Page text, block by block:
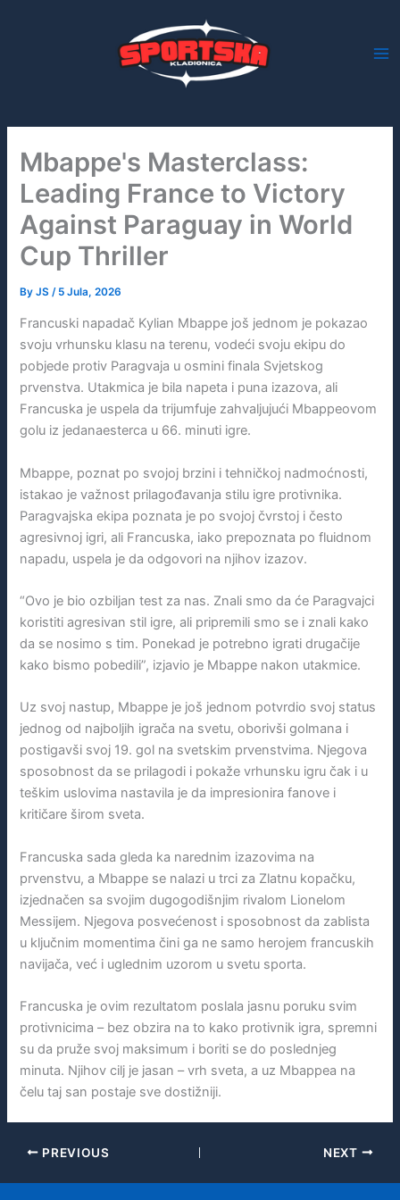
Mbappe's Masterclass:
Leading France to Victory
Against Paraguay in World
Cup Thriller
ByJS / 5 Jula, 2026
Francuski napadač Kylian Mbappe još jednom je pokazao
svoju vrhunsku klasu na terenu, vodeći svoju ekipu do
pobjede protiv Paragvaja u osmini finala Svjetskog
prvenstva. Utakmica je bila napeta i puna izazova, ali
Francuska je uspela da trijumfuje zahvaljujući Mbappeovom
golu iz jedanaesterca u 66. minuti igre.
Mbappe, poznat po svojoj brzini i tehničkoj nadmoćnosti,
istakao je važnost prilagođavanja stilu igre protivnika.
Paragvajska ekipa poznata je po svojoj čvrstoj i često
agresivnoj igri, ali Francuska, iako prepoznata po fluidnom
napadu, uspela je da odgovori na njihov izazov.
“Ovo je bio ozbiljan test za nas. Znali smo da će Paragvajci
koristiti agresivan stil igre, ali pripremili smo se i znali kako
da se nosimo s tim. Ponekad je potrebno igrati drugačije
kako bismo pobedili”, izjavio je Mbappe nakon utakmice.
Uz svoj nastup, Mbappe je još jednom potvrdio svoj status
jednog od najboljih igrača na svetu, oborivši golmana i
postigavši svoj 19. gol na svetskim prvenstvima. Njegova
sposobnost da se prilagodi i pokaže vrhunsku igru čak i u
teškim uslovima nastavila je da impresionira fanove i
kritičare širom sveta.
Francuska sada gleda ka narednim izazovima na
prvenstvu, a Mbappe se nalazi u trci za Zlatnu kopačku,
izjednačen sa svojim dugogodišnjim rivalom Lionelom
Messijem. Njegova posvećenost i sposobnost da zablista
u ključnim momentima čini ga ne samo herojem francuskih
navijača, već i uglednim uzorom u svetu sporta.
Francuska je ovim rezultatom poslala jasnu poruku svim
protivnicima – bez obzira na to kako protivnik igra, spremni
su da pruže svoj maksimum i boriti se do poslednjeg
minuta. Njihov cilj je jasan – vrh sveta, a uz Mbappea na
čelu taj san postaje sve dostižniji.
PREVIOUS NEXT